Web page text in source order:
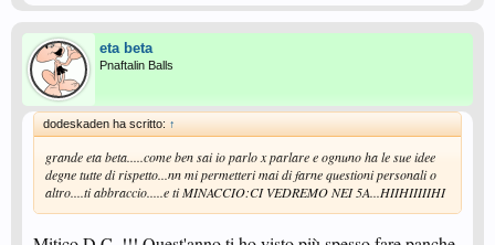
eta beta
Pnaftalin Balls
dodeskaden ha scritto: ↑
grande eta beta.....come ben sai io parlo x parlare e ognuno ha le sue idee
degne tutte di rispetto...nn mi permetteri mai di farne questioni personali o
altro....ti abbraccio.....e ti MINACCIO:CI VEDREMO NEI 5A...HIIHIIIIIHI